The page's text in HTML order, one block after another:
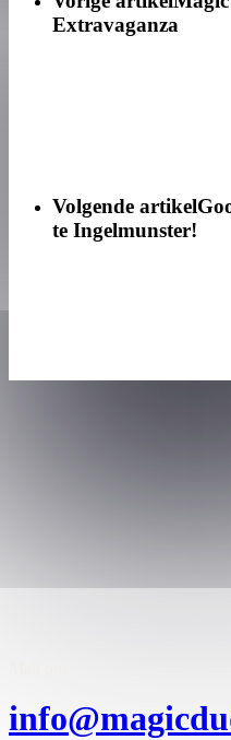
Extravaganza
Volgende artikel
te Ingelmunster!